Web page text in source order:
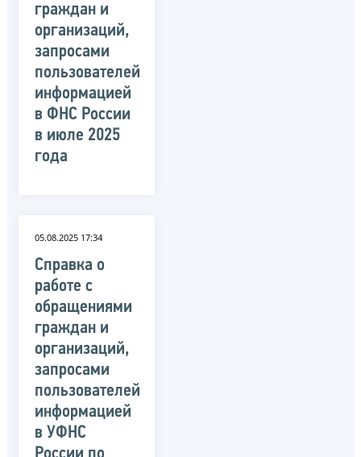
граждан и
организаций,
запросами
пользователей
информацией
в ФНС России
в июле 2025
года
05.08.2025 17:34
Справка о
работе с
обращениями
граждан и
организаций,
запросами
пользователей
информацией
в УФНС